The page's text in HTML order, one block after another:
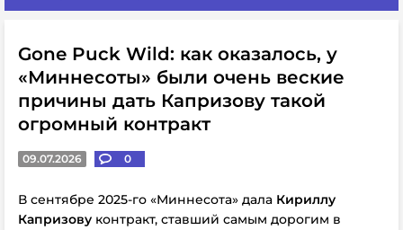
Gone Puck Wild: как оказалось, у
«Миннесоты» были очень веские
причины дать Капризову такой
огромный контракт
09.07.2026 0
В сентябре 2025-го «Миннесота» дала Кириллу
Капризову контракт, ставший самым дорогим в